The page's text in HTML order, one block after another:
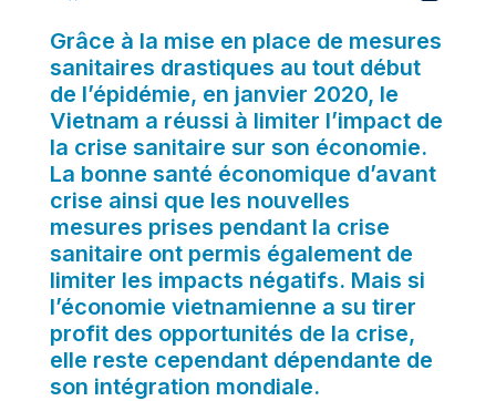
Grâce à la mise en place de mesures
sanitaires drastiques au tout début
de l’épidémie, en janvier 2020, le
Vietnam a réussi à limiter l’impact de
la crise sanitaire sur son économie.
La bonne santé économique d’avant
crise ainsi que les nouvelles
mesures prises pendant la crise
sanitaire ont permis également de
limiter les impacts négatifs. Mais si
l’économie vietnamienne a su tirer
profit des opportunités de la crise,
elle reste cependant dépendante de
son intégration mondiale.